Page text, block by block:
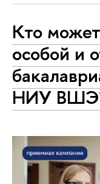
Кто
особой и
НИУ